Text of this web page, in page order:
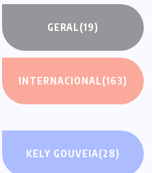
GERAL(19)
INTERNACIONAL(163)
KELY GOUVEIA(28)